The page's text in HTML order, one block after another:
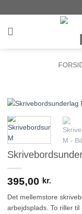
til
indhold
395,00 kr.
Det mellemstore
arbejdsplads. To riller